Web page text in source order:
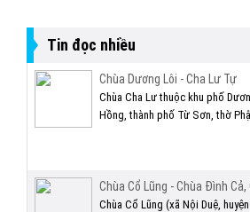
Tin đọc nhiều
Chùa Dương Lôi - Cha Lư Tự
Chùa Cha Lư thuộc khu phố
Hồng, thành phố Từ Sơn, thờ
Chùa Cổ Lũng - Chùa Đình Cả,
Chùa Cổ Lũng (xã Nội Duệ,